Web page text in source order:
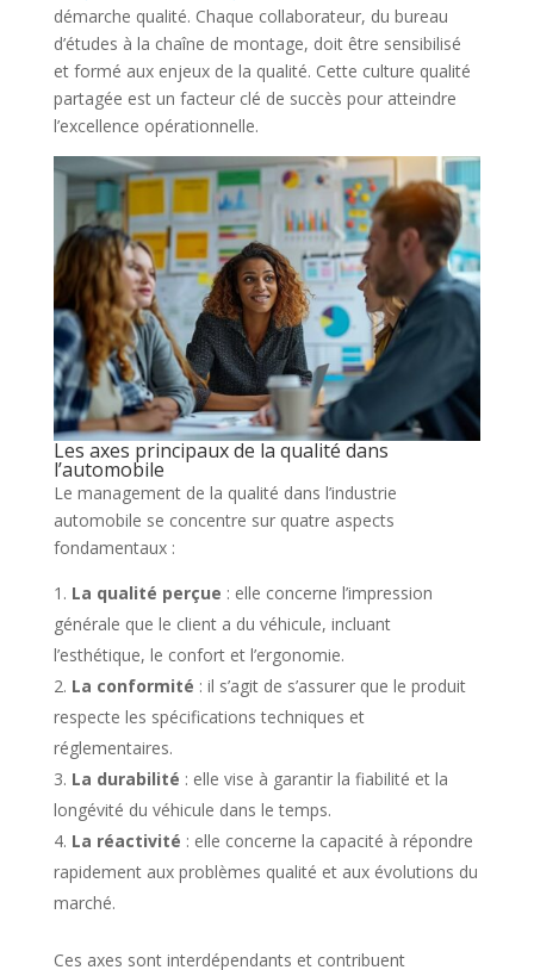
démarche qualité. Chaque collaborateur, du bureau
d’études à la chaîne de montage, doit être sensibilisé
et formé aux enjeux de la qualité. Cette culture qualité
partagée est un facteur clé de succès pour atteindre
l’excellence opérationnelle.
Les axes principaux de la qualité dans
l’automobile
Le management de la qualité dans l’industrie
automobile se concentre sur quatre aspects
fondamentaux :
La qualité perçue : elle concerne l’impression
générale que le client a du véhicule, incluant
l’esthétique, le confort et l’ergonomie.
La conformité : il s’agit de s’assurer que le produit
respecte les spécifications techniques et
réglementaires.
La durabilité : elle vise à garantir la fiabilité et la
longévité du véhicule dans le temps.
La réactivité : elle concerne la capacité à répondre
rapidement aux problèmes qualité et aux évolutions du
marché.
Ces axes sont interdépendants et contribuent